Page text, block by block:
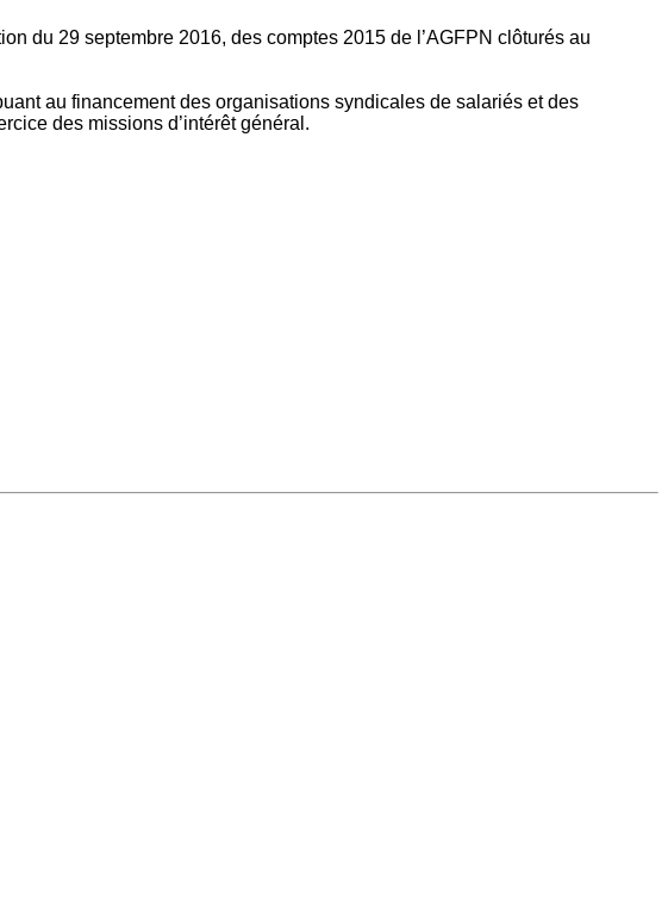
du 29 septembre 2016, des comptes 2015 de l’AGFPN clôturés au
au financement des organisations syndicales de salariés et des
des missions d’intérêt général.